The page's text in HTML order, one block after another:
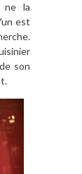
ne la
est
son